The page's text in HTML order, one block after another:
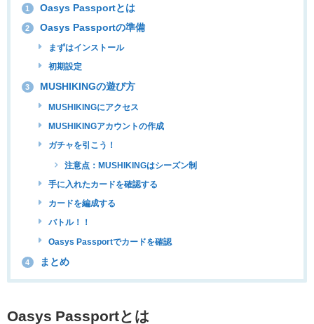
1 Oasys Passportとは
2 Oasys Passportの準備
まずはインストール
初期設定
3 MUSHIKINGの遊び方
MUSHIKINGにアクセス
MUSHIKINGアカウントの作成
ガチャを引こう！
注意点：MUSHIKINGはシーズン制
手に入れたカードを確認する
カードを編成する
バトル！！
Oasys Passportでカードを確認
4 まとめ
Oasys Passportとは